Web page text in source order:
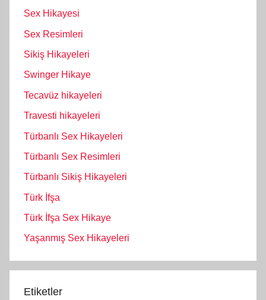
Sex Hikayesi
Sex Resimleri
Sikiş Hikayeleri
Swinger Hikaye
Tecavüz hikayeleri
Travesti hikayeleri
Türbanlı Sex Hikayeleri
Türbanlı Sex Resimleri
Türbanlı Sikiş Hikayeleri
Türk İfşa
Türk İfşa Sex Hikaye
Yaşanmış Sex Hikayeleri
Etiketler